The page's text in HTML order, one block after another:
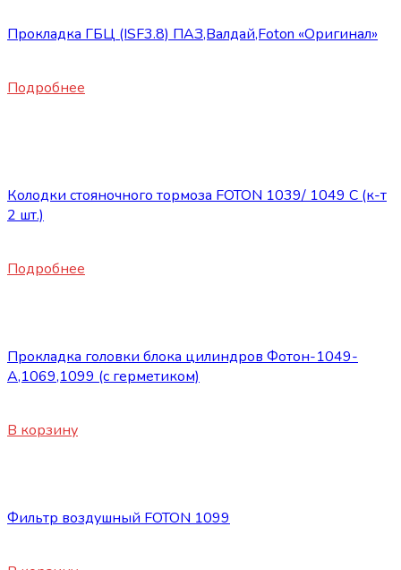
Прокладка ГБЦ (ISF3.8) ПАЗ,Валдай,Foton «Оригинал»
Подробнее
Колодки стояночного тормоза FOTON 1039/ 1049 C (к-т
2 шт.)
Подробнее
Прокладка головки блока цилиндров Фотон-1049-
А,1069,1099 (с герметиком)
В корзину
Фильтр воздушный FOTON 1099